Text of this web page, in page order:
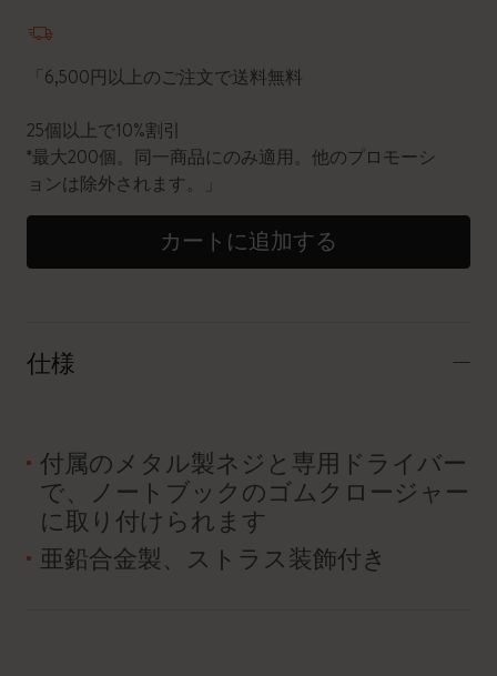
「6,500円以上のご注文で送料無料
25個以上で10%割引
*最大200個。同一商品にのみ適用。他のプロモーシ
ョンは除外されます。」
カートに追加する
仕様
付属のメタル製ネジと専用ドライバー
で、ノートブックのゴムクロージャー
に取り付けられます
亜鉛合金製、ストラス装飾付き